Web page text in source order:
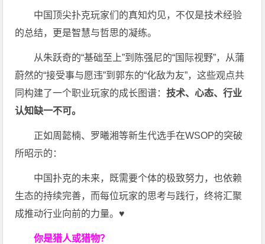
中国顶尖扑克玩家们的真知灼见，不仅是技术经验
的总结，更是智慧与哲思的凝练。
从朱跃奇的“基础至上”到陈强尼的“国际视野”，从蒲
蔚然的“接受事与愿违”到郭东的“化敌为友”，这些观点共
同构建了一个职业玩家的成长图谱：技术、心态、行业
认知缺一不可。
正如周懿楠、罗曦湘等新生代选手在WSOP的突破
所昭示的：
中国扑克的未来，既需要个体的极致努力，也依赖
生态的持续完善，而每位玩家的思考与践行，终将汇聚
成推动行业向前的力量。♥
你是猎人或猎物？